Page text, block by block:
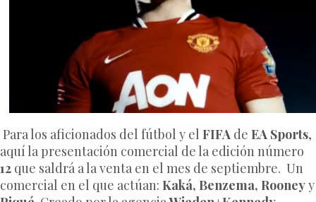
Para los aficionados del fútbol y el FIFA de EA Sports,
aquí la presentación comercial de la edición número
12 que saldrá a la venta en el mes de septiembre. Un
comercial en el que actúan: Kaká, Benzema, Rooneyy